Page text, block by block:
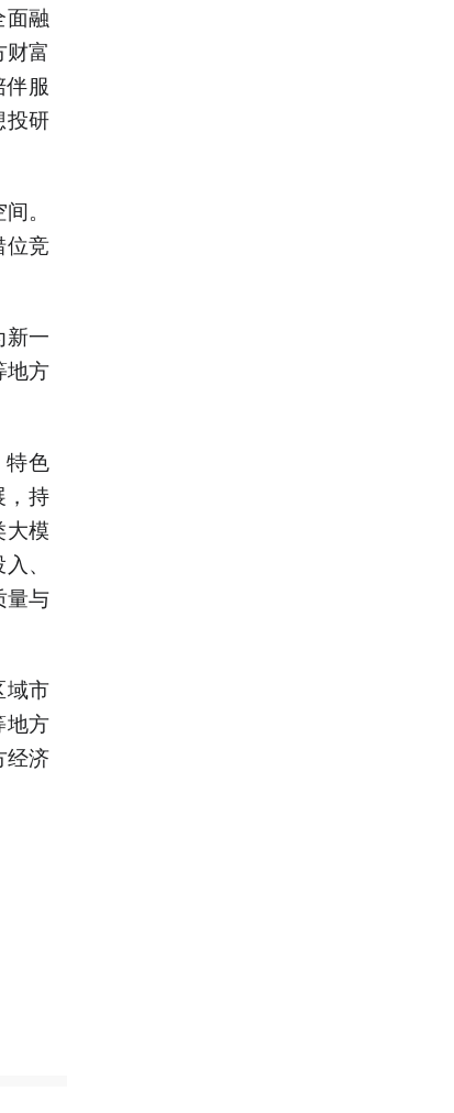
面融
财富
服
投研
。
位竞
新一
地方
特色
，持
大模
、
量与
域市
地方
经济